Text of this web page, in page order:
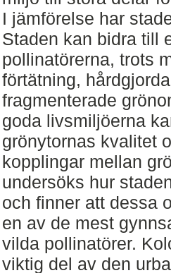
I jämförelse har
Staden kan bidra till
pollinatörerna, trots
förtätning,
fragmenterade
goda livsmiljöerna
grönytornas kvalitet
kopplingar mellan
undersöks hur
och finner att dessa
en av de mest
vilda pollinatörer.
viktig del av den